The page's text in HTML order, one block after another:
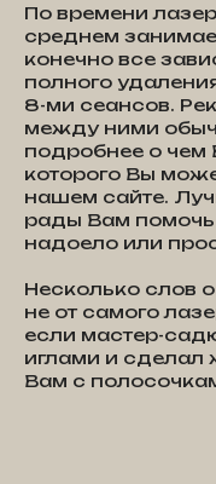
По времени
среднем
конечно все
полного
8-ми сеансов.
между ними
подробнее о чем
которого Вы
нашем сайте.
рады Вам помочь
надоело или
Несколько слов
не от самого
если мастер-
иглами и сделал
Вам с